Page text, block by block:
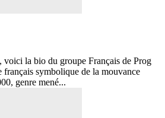
la bio du groupe Français de Prog
symbolique de la mouvance
genre mené...